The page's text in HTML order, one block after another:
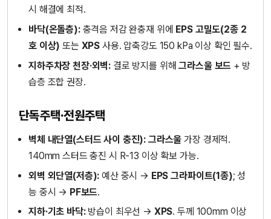
시 해결에 최적.
바닥(온돌층):충격음 저감 완충재 위에 EPS 고밀도(2종 2
호 이상) 또는 XPS 사용. 압축강도 150 kPa 이상 확인 필수.
지하주차장 천장·외벽: 결로 방지를 위해그라스울 보드 + 방
습층 조합 권장.
단독주택·전원주택
벽체 내단열(스터드 사이 충진): 그라스울 가장 경제적.
140mm 스터드 충진 시 R-13 이상 확보 가능.
외벽 외단열(저층): 예산 중시 → EPS 그라파이트(1종); 성
능 중시 → PF보드.
지하·기초 바닥:방습이 최우선 → XPS. 두께 100mm 이상